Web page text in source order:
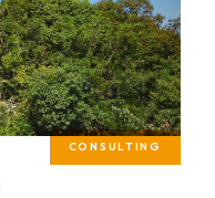
CONSULTING